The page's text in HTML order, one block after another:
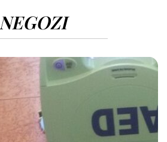
NEGOZI